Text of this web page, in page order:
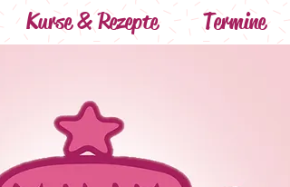
Kurse & Rezepte Termine